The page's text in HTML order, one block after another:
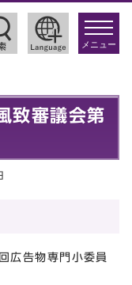
toggle
メニュー
致審議会第
広告物専門小委員